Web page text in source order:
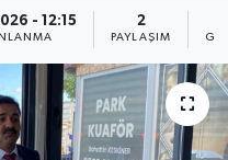
- 12:15 2
PAYLAŞIM
Fikstür